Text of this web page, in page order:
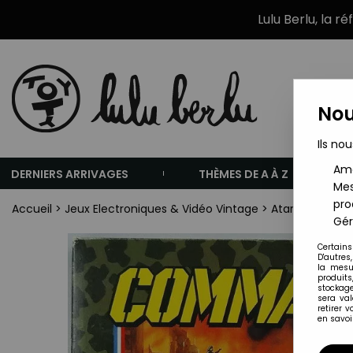
Lulu Berlu, la
DERNIERS ARRIVAGES THÈMES DE A À Z
Accueil > Jeux Electroniques & Vidéo Vintage > Atari V.C.S. >
Ils
la
sera
retirer
en